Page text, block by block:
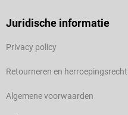
Juridische informatie
Privacy policy
Retourneren en herroepingsrecht
Algemene voorwaarden